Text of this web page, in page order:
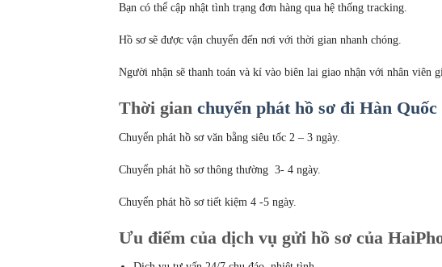
Bạn có thể cập nhật tình trạng đơn hàng qua hệ thống tracking.
Hồ sơ sẽ được vận chuyển đến nơi với thời gian nhanh chóng.
Người nhận sẽ thanh toán và kí vào biên lai giao nhận với nhân viên
Thời gian chuyển phát hồ sơ đi Hàn Quốc
Chuyển phát hồ sơ văn bằng siêu tốc 2 – 3 ngày.
Chuyển phát hồ sơ thông thường 3- 4 ngày.
Chuyển phát hồ sơ tiết kiệm 4 -5 ngày.
Ưu điểm của dịch vụ gửi hồ sơ của